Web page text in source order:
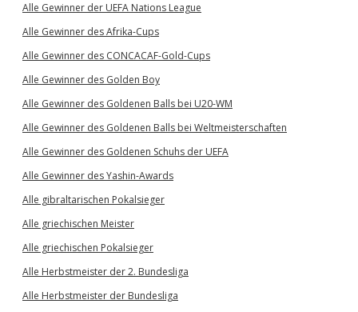
Alle Gewinner der UEFA Nations League
Alle Gewinner des Afrika-Cups
Alle Gewinner des CONCACAF-Gold-Cups
Alle Gewinner des Golden Boy
Alle Gewinner des Goldenen Balls bei U20-WM
Alle Gewinner des Goldenen Balls bei Weltmeisterschaften
Alle Gewinner des Goldenen Schuhs der UEFA
Alle Gewinner des Yashin-Awards
Alle gibraltarischen Pokalsieger
Alle griechischen Meister
Alle griechischen Pokalsieger
Alle Herbstmeister der 2. Bundesliga
Alle Herbstmeister der Bundesliga